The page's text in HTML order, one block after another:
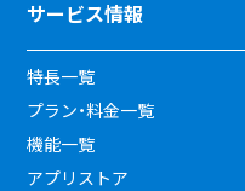
サービス情報
特長一覧
プラン・料金一覧
機能一覧
アプリストア